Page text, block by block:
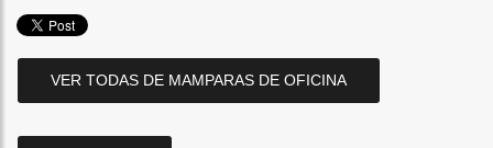
VER TODAS DE MAMPARAS DE OFICINA